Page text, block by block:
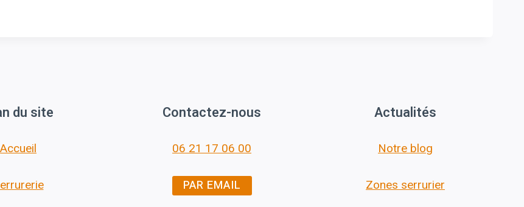
du site
Accueil
Contactez-nous
06 21 17 06 00
PAR EMAIL
Actualités
Notre blog
Zones serrurier